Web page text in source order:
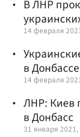
В ЛНР
14 февраля
в Донбассе
14 февраля
ЛНР: Киев
в Донбасс
31 января 2021,